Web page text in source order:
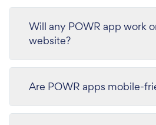
Will any POWR app work
website?
Are POWR apps mobile-